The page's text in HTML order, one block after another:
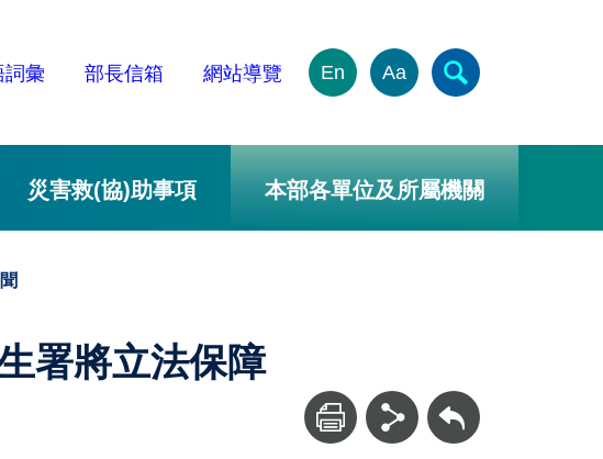
詞彙 部長信箱 網站導覽 En Aa
災害救(協)助事項 本部各單位及所屬機關
署將立法保障
回上一頁